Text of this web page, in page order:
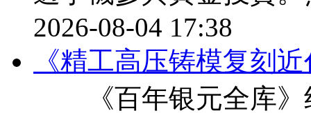
2026-08-04 17:38
《精工高压铸模复刻
《百年银元全库